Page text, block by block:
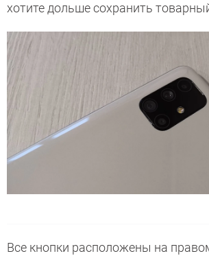
хотите дольше сохранить
Все кнопки расположены на